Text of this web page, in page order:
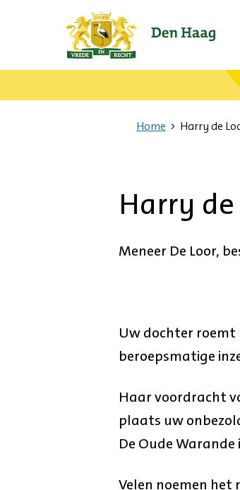
Ga
naar
de
Home Harry de
Harry
Meneer De Loor,
Uw dochter roemt
beroepsmatige
Haar voordracht
plaats uw
De Oude Warande
Velen noemen